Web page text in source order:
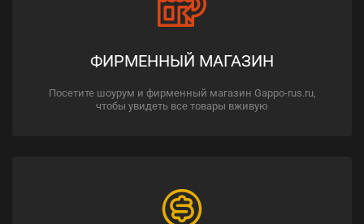
ФИРМЕННЫЙ МАГАЗИН
Посетите шоурум и фирменный магазин Gappo-rus.ru,
чтобы увидеть все товары вживую